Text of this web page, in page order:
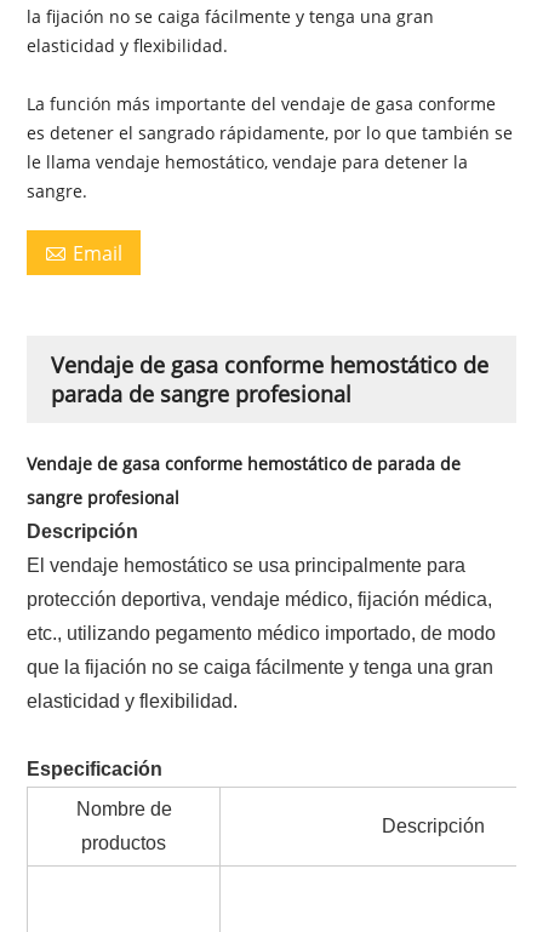
la fijación no se caiga fácilmente y tenga una gran
elasticidad y flexibilidad.
La función más importante del vendaje de gasa conforme
es detener el sangrado rápidamente, por lo que también se
le llama vendaje hemostático, vendaje para detener la
sangre.
 Email
Vendaje de gasa conforme hemostático de
parada de sangre profesional
Vendaje de gasa conforme hemostático de parada de
sangre profesional
Descripción
El vendaje hemostático se usa principalmente para
protección deportiva, vendaje médico, fijación médica,
etc., utilizando pegamento médico importado, de modo
que la fijación no se caiga fácilmente y tenga una gran
elasticidad y flexibilidad.
Especificación
Nombre de
productos
Descripción